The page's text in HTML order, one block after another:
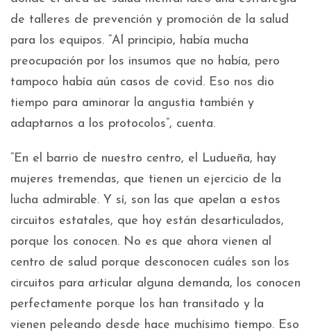
de talleres de prevención y promoción de la salud
para los equipos. “Al principio, había mucha
preocupación por los insumos que no había, pero
tampoco había aún casos de covid. Eso nos dio
tiempo para aminorar la angustia también y
adaptarnos a los protocolos”, cuenta.
“En el barrio de nuestro centro, el Ludueña, hay
mujeres tremendas, que tienen un ejercicio de la
lucha admirable. Y sí, son las que apelan a estos
circuitos estatales, que hoy están desarticulados,
porque los conocen. No es que ahora vienen al
centro de salud porque desconocen cuáles son los
circuitos para articular alguna demanda, los conocen
perfectamente porque los han transitado y la
vienen peleando desde hace muchísimo tiempo. Eso